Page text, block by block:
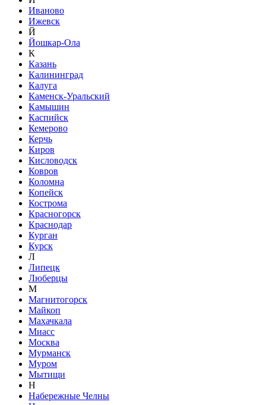
Иваново
Ижевск
Й
Йошкар-Ола
К
Казань
Калининград
Калуга
Каменск-Уральский
Камышин
Каспийск
Кемерово
Керчь
Киров
Кисловодск
Ковров
Коломна
Копейск
Кострома
Красногорск
Краснодар
Курган
Курск
Л
Липецк
Люберцы
М
Магнитогорск
Майкоп
Махачкала
Миасс
Москва
Мурманск
Муром
Мытищи
Н
Набережные Челны